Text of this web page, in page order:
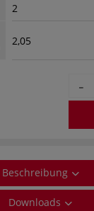
2
2,05
-
Beschreibung
Downloads